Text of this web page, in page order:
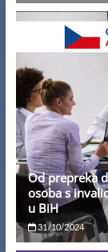
Od prepreka
osoba s
u BiH
31/10/2024